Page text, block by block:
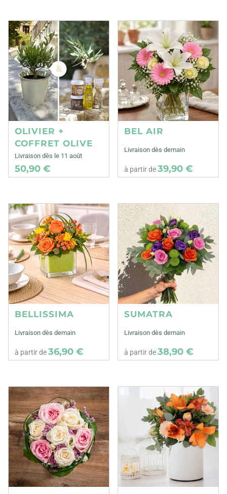
OLIVIER +
COFFRET OLIVE
Livraison dès le 11 août
50,90 €
BEL AIR
Livraison dès demain
à partir de39,90 €
BELLISSIMA
Livraison dès demain
à partir de36,90 €
SUMATRA
Livraison dès demain
à partir de38,90 €